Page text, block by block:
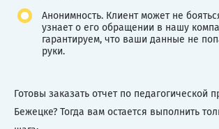
Анонимность. Клиент может не
узнает о его обращении в нашу
гарантируем, что ваши данные не
руки.
Готовы заказать отчет по педагогической
Бежецке? Тогда вам остается выполнить